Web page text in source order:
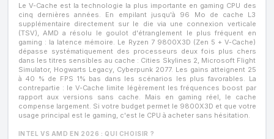
Le V-Cache est la technologie la plus importante en gaming CPU des
cinq dernières années. En empilant jusqu'à 96 Mo de cache L3
supplémentaire directement sur le die via une connexion verticale
(TSV), AMD a résolu le goulot d'étranglement le plus fréquent en
gaming : la latence mémoire. Le Ryzen 7 9800X3D (Zen 5 + V-Cache)
dépasse systématiquement des processeurs deux fois plus chers
dans les titres sensibles au cache : Cities Skylines 2, Microsoft Flight
Simulator, Hogwarts Legacy, Cyberpunk 2077. Les gains atteignent 25
à 40 % de FPS 1% bas dans les scénarios les plus favorables. La
contrepartie : le V-Cache limite légèrement les fréquences boost par
rapport aux versions sans cache. Mais en gaming réel, le cache
compense largement. Si votre budget permet le 9800X3D et que votre
usage principal est le gaming, c'est le CPU à acheter sans hésitation.
INTEL VS AMD EN 2026 : QUI CHOISIR ?